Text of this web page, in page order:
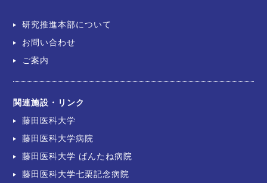
研究推進本部について
お問い合わせ
ご案内
関連施設・リンク
藤田医科大学
藤田医科大学病院
藤田医科大学 ばんたね病院
藤田医科大学七栗記念病院